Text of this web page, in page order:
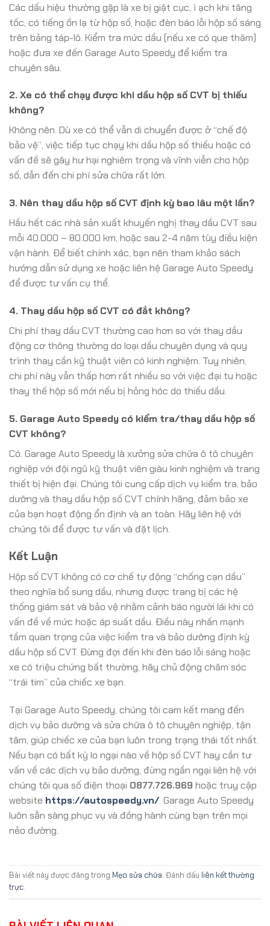
Các dấu hiệu thường gặp là xe bị giật cục, ì ạch khi tăng
tốc, có tiếng ồn lạ từ hộp số, hoặc đèn báo lỗi hộp số sáng
trên bảng táp-lô. Kiểm tra mức dầu (nếu xe có que thăm)
hoặc đưa xe đến Garage Auto Speedy để kiểm tra
chuyên sâu.
2. Xe có thể chạy được khi dầu hộp số CVT bị thiếu
không?
Không nên. Dù xe có thể vẫn di chuyển được ở “chế độ
bảo vệ”, việc tiếp tục chạy khi dầu hộp số thiếu hoặc có
vấn đề sẽ gây hư hại nghiêm trọng và vĩnh viễn cho hộp
số, dẫn đến chi phí sửa chữa rất lớn.
3. Nên thay dầu hộp số CVT định kỳ bao lâu một lần?
Hầu hết các nhà sản xuất khuyến nghị thay dầu CVT sau
mỗi 40.000 – 80.000 km, hoặc sau 2-4 năm tùy điều kiện
vận hành. Để biết chính xác, bạn nên tham khảo sách
hướng dẫn sử dụng xe hoặc liên hệ Garage Auto Speedy
để được tư vấn cụ thể.
4. Thay dầu hộp số CVT có đắt không?
Chi phí thay dầu CVT thường cao hơn so với thay dầu
động cơ thông thường do loại dầu chuyên dụng và quy
trình thay cần kỹ thuật viên có kinh nghiệm. Tuy nhiên,
chi phí này vẫn thấp hơn rất nhiều so với việc đại tu hoặc
thay thế hộp số mới nếu bị hỏng hóc do thiếu dầu.
5. Garage Auto Speedy có kiểm tra/thay dầu hộp số
CVT không?
Có. Garage Auto Speedy là xưởng sửa chữa ô tô chuyên
nghiệp với đội ngũ kỹ thuật viên giàu kinh nghiệm và trang
thiết bị hiện đại. Chúng tôi cung cấp dịch vụ kiểm tra, bảo
dưỡng và thay dầu hộp số CVT chính hãng, đảm bảo xe
của bạn hoạt động ổn định và an toàn. Hãy liên hệ với
chúng tôi để được tư vấn và đặt lịch.
Kết Luận
Hộp số CVT không có cơ chế tự động “chống cạn dầu”
theo nghĩa bổ sung dầu, nhưng được trang bị các hệ
thống giám sát và bảo vệ nhằm cảnh báo người lái khi có
vấn đề về mức hoặc áp suất dầu. Điều này nhấn mạnh
tầm quan trọng của việc kiểm tra và bảo dưỡng định kỳ
dầu hộp số CVT. Đừng đợi đến khi đèn báo lỗi sáng hoặc
xe có triệu chứng bất thường, hãy chủ động chăm sóc
“trái tim” của chiếc xe bạn.
Tại Garage Auto Speedy, chúng tôi cam kết mang đến
dịch vụ bảo dưỡng và sửa chữa ô tô chuyên nghiệp, tận
tâm, giúp chiếc xe của bạn luôn trong trạng thái tốt nhất.
Nếu bạn có bất kỳ lo ngại nào về hộp số CVT hay cần tư
vấn về các dịch vụ bảo dưỡng, đừng ngần ngại liên hệ với
chúng tôi qua số điện thoại 0877.726.969 hoặc truy cập
website https://autospeedy.vn/. Garage Auto Speedy
luôn sẵn sàng phục vụ và đồng hành cùng bạn trên mọi
nẻo đường.
Bài viết này được đăng trong Mẹo sửa chữa. Đánh dấu liên kết thường
trực.